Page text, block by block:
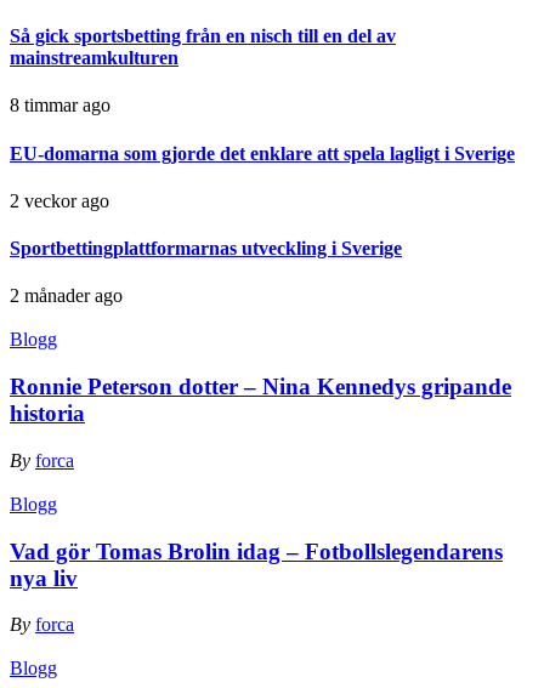
Så gick sportsbetting från en nisch till en del av
mainstreamkulturen
8 timmar ago
EU-domarna som gjorde det enklare att spela lagligt i Sverige
2 veckor ago
Sportbettingplattformarnas utveckling i Sverige
2 månader ago
Blogg
Ronnie Peterson dotter – Nina Kennedys gripande
historia
By forca
Blogg
Vad gör Tomas Brolin idag – Fotbollslegendarens
nya liv
By forca
Blogg